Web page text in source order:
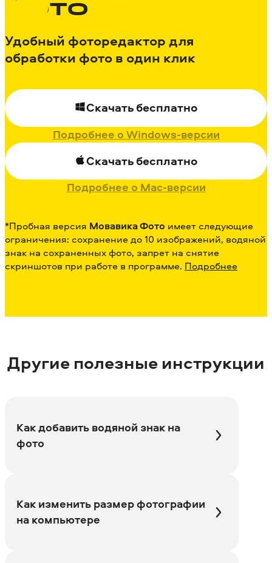
ФОТО
Удобный фоторедактор для
обработки фото в один клик
Скачать бесплатно
Подробнее о Windows-версии
Скачать бесплатно
Подробнее о Mac-версии
*Пробная версия Мовавика Фото имеет следующие
ограничения: сохранение до 10 изображений, водяной
знак на сохраненных фото, запрет на снятие
скриншотов при работе в программе. Подробнее
Другие полезные инструкции
Как добавить водяной знак на
фото
Как изменить размер фотографии
на компьютере